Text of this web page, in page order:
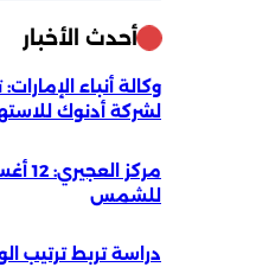
أحدث الأخبار
وكالة أنباء
لشركة أدنوك
مركز
للشمس
دراسة تربط ترتيب